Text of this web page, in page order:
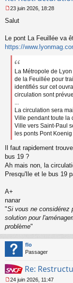
e
s
g
23 juin 2026, 18:28
Salut
Le pont La Feuillée va
https://
La Métropole de
de la Feuillée pour
identifiés sur cet
circulation sont
La circulation sera
Ville pendant toute la
Ville vers Saint-Paul
les ponts Pont
Il faut rapidement
bus 19 ?
Ah mais non, la
Presqu'Ile et le bus 19
A+
nanar
"Si vous ne considérez
solution pour
problème"
flo
Passager
Re:
24 juin 2026, 11:47